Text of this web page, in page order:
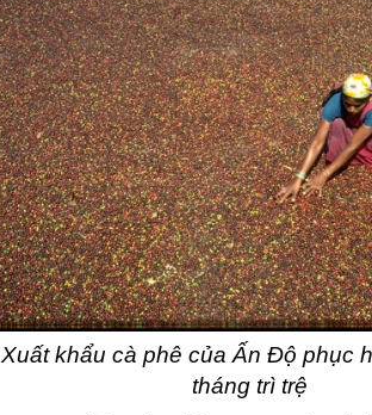
Xuất khẩu cà phê của Ấn Độ phục
tháng trì trệ